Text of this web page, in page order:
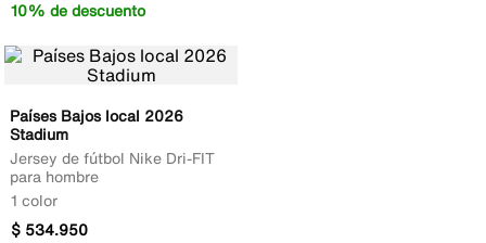
10% de descuento
Países Bajos local 2026
Stadium
Jersey de fútbol Nike Dri-FIT
para hombre
1 color
$ 534.950